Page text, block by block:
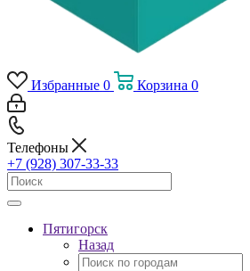
Избранные 0 Корзина 0
Телефоны
+7 (928) 307-33-33
Пятигорск
Назад